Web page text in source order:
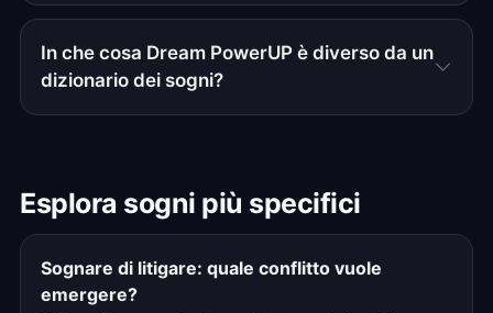
In che cosa Dream PowerUP è diverso da un
dizionario dei sogni?
Esplora sogni più specifici
Sognare di litigare: quale conflitto vuole
emergere?